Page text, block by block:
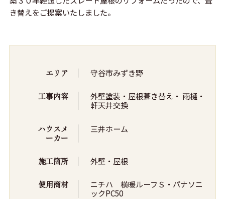
き替えをご提案いたしました。
エリア 守谷市みずき野
工事内容
外壁塗装・屋根葺き替え・ 雨樋・
軒天井交換
ハウスメ
ーカー
三井ホーム
施工箇所 外壁・屋根
使用商材
ニチハ 横暖ルーフＳ・パナソニ
ックPC50